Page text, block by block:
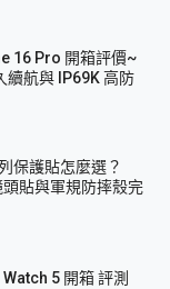
16 Pro 開箱評價~
續航與 IP69K 高防
保護貼怎麼選？
貼與軍規防摔殼完
5 開箱 評測